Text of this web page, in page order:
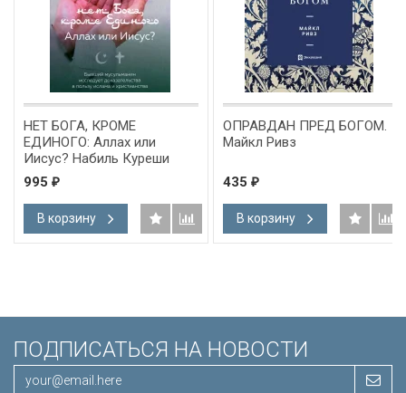
НЕТ БОГА, КРОМЕ
ЕДИНОГО: Аллах или
Иисус? Набиль Куреши
995 ₽
В корзину
ОПРАВДАН ПРЕД БОГОМ.
Майкл Ривз
435 ₽
В корзину
ПОДПИСАТЬСЯ НА НОВОСТИ